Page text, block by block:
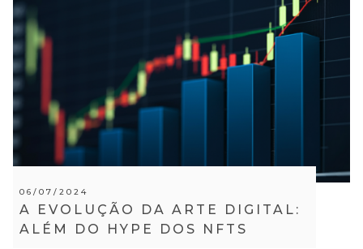
06/07/2024
A EVOLUÇÃO DA ARTE DIGITAL:
ALÉM DO HYPE DOS NFTS